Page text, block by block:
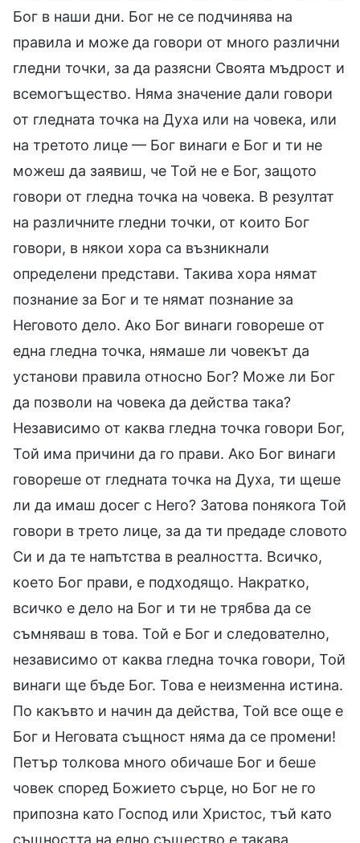
Бог в наши дни. Бог не се подчинява на
правила и може да говори от много различни
гледни точки, за да разясни Своята мъдрост и
всемогъщество. Няма значение дали говори
от гледната точка на Духа или на човека, или
на третото лице — Бог винаги е Бог и ти не
можеш да заявиш, че Той не е Бог, защото
говори от гледна точка на човека. В резултат
на различните гледни точки, от които Бог
говори, в някои хора са възникнали
определени представи. Такива хора нямат
познание за Бог и те нямат познание за
Неговото дело. Ако Бог винаги говореше от
една гледна точка, нямаше ли човекът да
установи правила относно Бог? Може ли Бог
да позволи на човека да действа така?
Независимо от каква гледна точка говори Бог,
Той има причини да го прави. Ако Бог винаги
говореше от гледната точка на Духа, ти щеше
ли да имаш досег с Него? Затова понякога Той
говори в трето лице, за да ти предаде словото
Си и да те напътства в реалността. Всичко,
което Бог прави, е подходящо. Накратко,
всичко е дело на Бог и ти не трябва да се
съмняваш в това. Той е Бог и следователно,
независимо от каква гледна точка говори, Той
винаги ще бъде Бог. Това е неизменна истина.
По какъвто и начин да действа, Той все още е
Бог и Неговата същност няма да се промени!
Петър толкова много обичаше Бог и беше
човек според Божието сърце, но Бог не го
припозна като Господ или Христос, тъй като
същността на едно същество е такава,